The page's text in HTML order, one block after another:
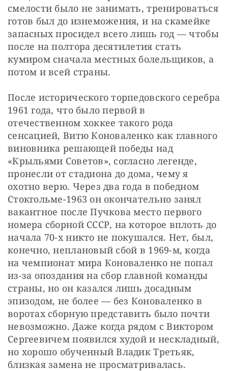
смелости было не занимать, тренироваться
готов был до изнеможения, и на скамейке
запасных просидел всего лишь год — чтобы
после на полтора десятилетия стать
кумиром сначала местных болельщиков, а
потом и всей страны.
После исторического торпедовского серебра
1961 года, что было первой в
отечественном хоккее такого рода
сенсацией, Витю Коноваленко как главного
виновника решающей победы над
«Крыльями Советов», согласно легенде,
пронесли от стадиона до дома, чему я
охотно верю. Через два года в победном
Стокгольме-1963 он окончательно занял
вакантное после Пучкова место первого
номера сборной СССР, на которое вплоть до
начала 70-х никто не покушался. Нет, был,
конечно, неплановый сбой в 1969-м, когда
на чемпионат мира Коноваленко не попал
из-за опоздания на сбор главной команды
страны, но он казался лишь досадным
эпизодом, не более — без Коноваленко в
воротах сборную представить было почти
невозможно. Даже когда рядом с Виктором
Сергеевичем появился худой и нескладный,
но хорошо обученный Владик Третьяк,
близкая замена не просматривалась.